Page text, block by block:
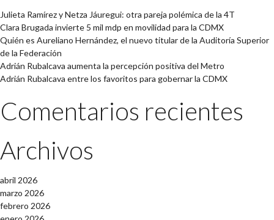
Julieta Ramírez y Netza Jáuregui: otra pareja polémica de la 4T
Clara Brugada invierte 5 mil mdp en movilidad para la CDMX
Quién es Aureliano Hernández, el nuevo titular de la Auditoría Superior
de la Federación
Adrián Rubalcava aumenta la percepción positiva del Metro
Adrián Rubalcava entre los favoritos para gobernar la CDMX
Comentarios recientes
Archivos
abril 2026
marzo 2026
febrero 2026